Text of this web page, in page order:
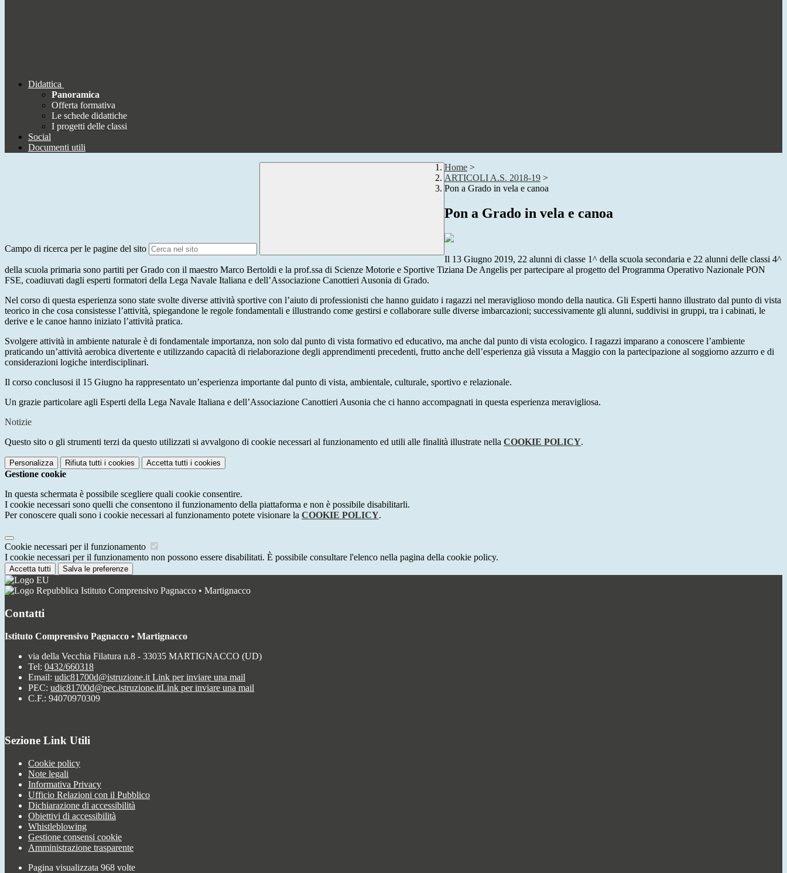
Didattica
Panoramica
Offerta formativa
Le schede didattiche
I progetti delle classi
Social
Documenti utili
Campo di ricerca per le pagine del sito
Home >
ARTICOLI A.S. 2018-19 >
Pon a Grado in vela e canoa
Pon a Grado in vela e canoa
Il 13 Giugno 2019, 22 alunni di classe 1^ della scuola secondaria e 22 alunni delle classi 4^
della scuola primaria sono partiti per Grado con il maestro Marco Bertoldi e la prof.ssa di Scienze Motorie e Sportive Tiziana De Angelis per partecipare al progetto del Programma Operativo Nazionale PON
FSE, coadiuvati dagli esperti formatori della Lega Navale Italiana e dell’Associazione Canottieri Ausonia di Grado.
Nel corso di questa esperienza sono state svolte diverse attività sportive con l’aiuto di professionisti che hanno guidato i ragazzi nel meraviglioso mondo della nautica. Gli Esperti hanno illustrato dal punto di vista
teorico in che cosa consistesse l’attività, spiegandone le regole fondamentali e illustrando come gestirsi e collaborare sulle diverse imbarcazioni; successivamente gli alunni, suddivisi in gruppi, tra i cabinati, le
derive e le canoe hanno iniziato l’attività pratica.
Svolgere attività in ambiente naturale è di fondamentale importanza, non solo dal punto di vista formativo ed educativo, ma anche dal punto di vista ecologico. I ragazzi imparano a conoscere l’ambiente
praticando un’attività aerobica divertente e utilizzando capacità di rielaborazione degli apprendimenti precedenti, frutto anche dell’esperienza già vissuta a Maggio con la partecipazione al soggiorno azzurro e di
considerazioni logiche interdisciplinari.
Il corso conclusosi il 15 Giugno ha rappresentato un’esperienza importante dal punto di vista, ambientale, culturale, sportivo e relazionale.
Un grazie particolare agli Esperti della Lega Navale Italiana e dell’Associazione Canottieri Ausonia che ci hanno accompagnati in questa esperienza meravigliosa.
Notizie
Questo sito o gli strumenti terzi da questo utilizzati si avvalgono di cookie necessari al funzionamento ed utili alle finalità illustrate nella COOKIE POLICY.
Personalizza Rifiuta tutti i cookies Accetta tutti i cookies
Gestione cookie
In questa schermata è possibile scegliere quali cookie consentire.
I cookie necessari sono quelli che consentono il funzionamento della piattaforma e non è possibile disabilitarli.
Per conoscere quali sono i cookie necessari al funzionamento potete visionare la COOKIE POLICY.
Cookie necessari per il funzionamento
I cookie necessari per il funzionamento non possono essere disabilitati. È possibile consultare l'elenco nella pagina della cookie policy.
Accetta tutti Salva le preferenze
Istituto Comprensivo Pagnacco • Martignacco
Contatti
Istituto Comprensivo Pagnacco • Martignacco
via della Vecchia Filatura n.8 - 33035 MARTIGNACCO (UD)
Tel: 0432/660318
Email: udic81700d@istruzione.it Link per inviare una mail
PEC: udic81700d@pec.istruzione.itLink per inviare una mail
C.F.: 94070970309
Sezione Link Utili
Cookie policy
Note legali
Informativa Privacy
Ufficio Relazioni con il Pubblico
Dichiarazione di accessibilità
Obiettivi di accessibilità
Whistleblowing
Gestione consensi cookie
Amministrazione trasparente
Pagina visualizzata 968 volte